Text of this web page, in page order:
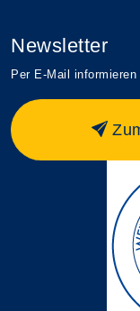
15:00 -
Newsletter
Per E-Mail